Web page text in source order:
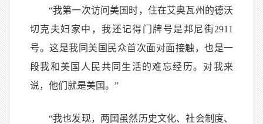
“我第一次访问美国时，住在艾奥瓦州的德沃
切克夫妇家中，我还记得门牌号是邦尼街2911
号。这是我同美国民众首次面对面接触，也是一
段我和美国人民共同生活的难忘经历。对我来
说，他们就是美国。”
“我也发现，两国虽然历史文化、社会制度、